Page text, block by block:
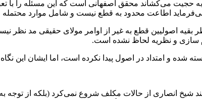
به حجیت می‌کشاند محقق اصفهانی است که این مسئله را
اطاعت محدود به قطع نیست و شامل موارد
اصولیین قطع به غیر از اوامر مولای حقیقی مد نظر
سازی و نظریه لحاظ نشده است.
شده و امتداد در اصول پیدا نکرده است، اما ایشان
شیخ انصاری از حالات مکلف شروع نمی‌کرد (بلکه از